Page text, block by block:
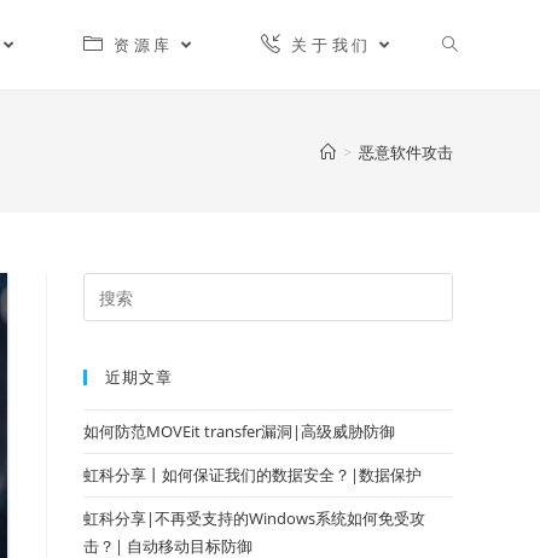
资源库 关于我们
> 恶意软件攻击
近期文章
如何防范MOVEit transfer漏洞|高级威胁防御
虹科分享丨如何保证我们的数据安全？|数据保护
虹科分享|不再受支持的Windows系统如何免受攻
击？| 自动移动目标防御